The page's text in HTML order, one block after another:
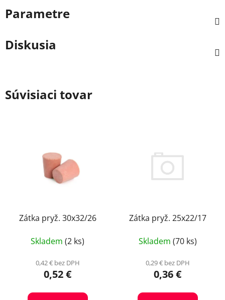
Parametre
Diskusia
Súvisiaci tovar
Zátka pryž. 30x32/26
Skladem (2 ks)
0,42 € bez DPH
0,52 €
Zátka pryž. 25x22/17
Skladem (70 ks)
0,29 € bez DPH
0,36 €